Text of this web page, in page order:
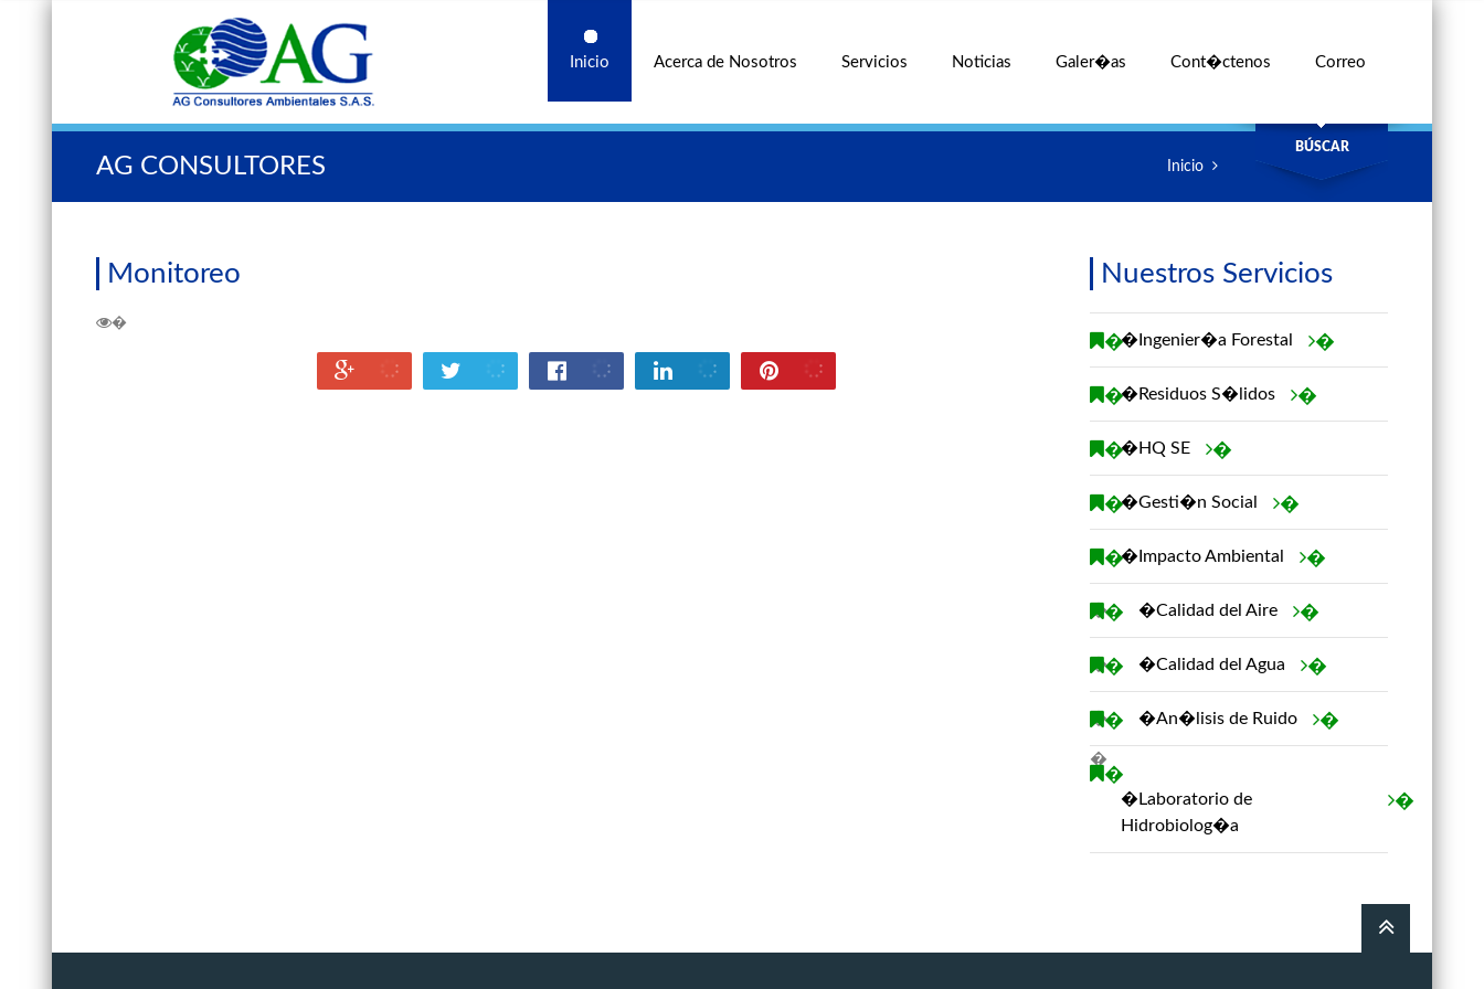
Inicio Acerca de Nosotros Servicios Noticias Galer�as Cont�ctenos Correo
Búscar:
BÚSCAR
AG CONSULTORES Inicio
Monitoreo
�
Nuestros Servicios
� �
�Ingenier�a Forestal
� �
�Residuos S�lidos
� �
�HQ SE
� �
�Gesti�n Social
� �
�Impacto Ambiental
�
� �
�Calidad del Aire
�
� �
�Calidad del Agua
�
� �
�An�lisis de Ruido
�
�
�
�Laboratorio de
Hidrobiolog�a